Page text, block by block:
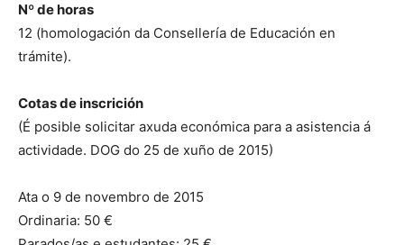
Nº de horas
12 (homologación da Consellería de Educación en
trámite).
Cotas de inscrición
(É posible solicitar axuda económica para a asistencia á
actividade. DOG do 25 de xuño de 2015)
Ata o 9 de novembro de 2015
Ordinaria: 50 €